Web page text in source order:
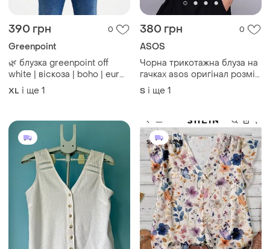
390 грн 0
Greenpoint
🌿 блузка greenpoint off
white | віскоза | boho | eur
42
XL і ще 1
380 грн 0
ASOS
Чорна трикотажна блуза на
гачках asos оригінал розмір
s кофта з об'ємними
рукавами локшина
S і ще 1